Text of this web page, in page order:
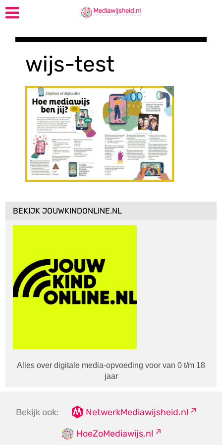
wijs-test
BEKIJK JOUWKINDONLINE.NL
Alles over digitale media-opvoeding voor van 0 t/m 18
jaar
Bekijk ook:
NetwerkMediawijsheid.nl
HoeZoMediawijs.nl